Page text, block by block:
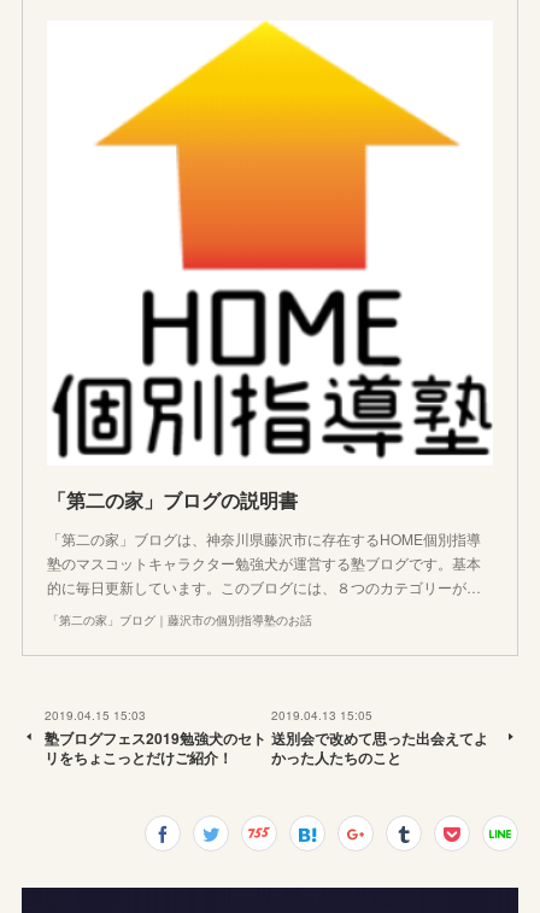
「第二の家」ブログの説明書
「第二の家」ブログは、神奈川県藤沢市に存在するHOME個別指導
塾のマスコットキャラクター勉強犬が運営する塾ブログです。基本
的に毎日更新しています。このブログには、８つのカテゴリーが…
「第二の家」ブログ｜藤沢市の個別指導塾のお話
2019.04.15 15:03
塾ブログフェス2019勉強犬のセト
リをちょこっとだけご紹介！
2019.04.13 15:05
送別会で改めて思った出会えてよ
かった人たちのこと